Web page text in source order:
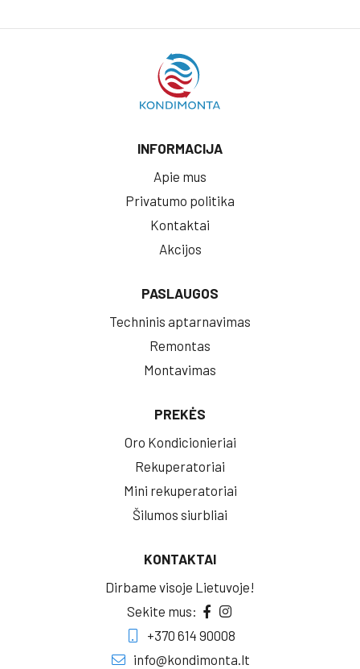
INFORMACIJA
Apie mus
Privatumo politika
Kontaktai
Akcijos
PASLAUGOS
Techninis aptarnavimas
Remontas
Montavimas
PREKĖS
Oro Kondicionieriai
Rekuperatoriai
Mini rekuperatoriai
Šilumos siurbliai
KONTAKTAI
Dirbame visoje Lietuvoje!
Sekite mus:
+370 614 90008
info@kondimonta.lt